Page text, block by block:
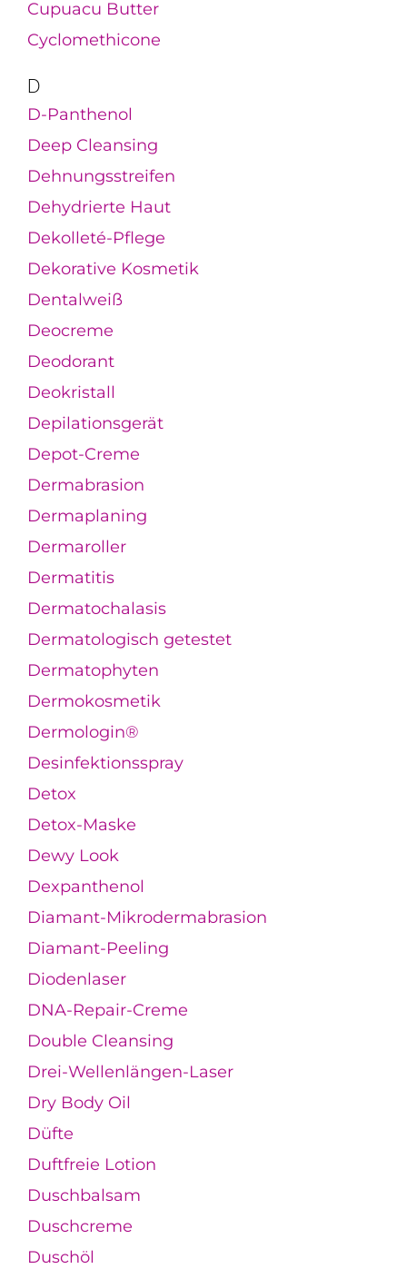
Cupuacu Butter
Cyclomethicone
D
D-Panthenol
Deep Cleansing
Dehnungsstreifen
Dehydrierte Haut
Dekolleté-Pflege
Dekorative Kosmetik
Dentalweiß
Deocreme
Deodorant
Deokristall
Depilationsgerät
Depot-Creme
Dermabrasion
Dermaplaning
Dermaroller
Dermatitis
Dermatochalasis
Dermatologisch getestet
Dermatophyten
Dermokosmetik
Dermologin®
Desinfektionsspray
Detox
Detox-Maske
Dewy Look
Dexpanthenol
Diamant-Mikrodermabrasion
Diamant-Peeling
Diodenlaser
DNA-Repair-Creme
Double Cleansing
Drei-Wellenlängen-Laser
Dry Body Oil
Düfte
Duftfreie Lotion
Duschbalsam
Duschcreme
Duschöl